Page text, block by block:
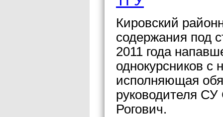
Кировский
содержания под
2011 года
однокурсников
исполняющая
руководителя
Рогович.